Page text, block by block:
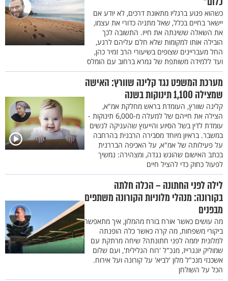
כשהוא פגוע ברגליו מתאונת דרכים, לא יודע אם
יישאר בחיים בכלל, שאל מתניה כדורי את עצמו,
את השאלה ששינתה את חייו. התשובה לכך
הובילה אותו למקומות שלא חלם עליהם לרגע,
החל מעבריינים שצופים בשיעורי הרב זמיר כהן,
ועד ללמידה משותפת של גמרא ברחוב עם הומלס
מערכת המשפט נגד קלינה שוורץ: האישה
שמצילה 1,100 תינוקות בשנה
קלינה שוורץ, העומדת בראש מחלקת אמ"א,
הצילה את חייהם של למעלה מ-6,000 תינוקות -
עומדת לדין בשל הסיוע והייעוץ שהעניקה לנשים
במשבר. בראיון מיוחד מסבירה הרבנית בהרחבה
על פעילותה של אמ"א, על האכיפה הבררנית
בכתב האישום שהוגש נגדה, ומצהירה: נמשיך
לפעול כחוק כדי להציל חיים
לילה לפני החתונה – הכלה חלתה
בקורונה: מנהלי מלוניות הקורונה משתפים
מבפנים
מה עושים כאשר אורח בורח מהמלון, איך מתאפשר
ביקורי משפחות, מה קרה כאשר כלה הופנתה
למלונית יממה לפני חתונתה? שיחה מרתקת עם
שמוליק יונגרייז, מנכ"ל 'רוח הגלילית', ועם שלום
אשכנזי מנכ"ל מלון 'לביא' על קורונה ועל אירוח.
הכל על השולחן